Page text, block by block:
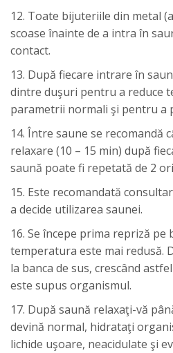
12. Toate bijuteriile din metal
scoase înainte de a intra în
contact.
13. După fiecare intrare în
dintre duşuri pentru a reduce
parametrii normali şi pentru a
14. Între saune se recomandă
relaxare (10 – 15 min) după
saună poate fi repetată de 2
15. Este recomandată
a decide utilizarea saunei.
16. Se începe prima repriză pe
temperatura este mai redusă.
la banca de sus, crescând
este supus organismul.
17. După saună relaxaţi-vă
devină normal, hidrataţi
lichide uşoare, neacidulate şi